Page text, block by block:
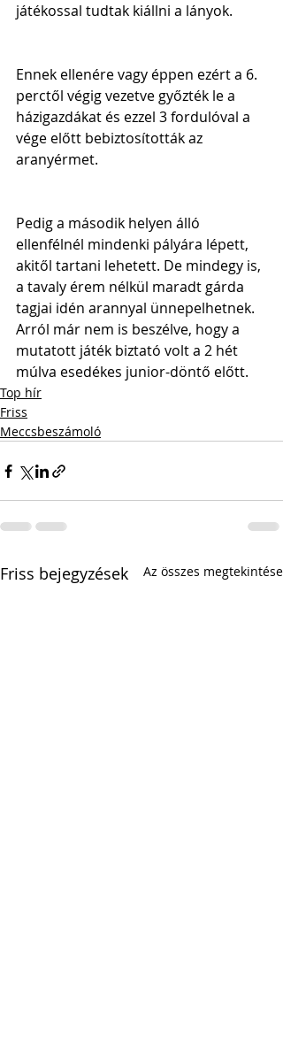
játékossal tudtak kiállni a lányok.
Ennek ellenére vagy éppen ezért a 6.
perctől végig vezetve győzték le a
házigazdákat és ezzel 3 fordulóval a
vége előtt bebiztosították az
aranyérmet.
Pedig a második helyen álló
ellenfélnél mindenki pályára lépett,
akitől tartani lehetett. De mindegy is,
a tavaly érem nélkül maradt gárda
tagjai idén arannyal ünnepelhetnek.
Arról már nem is beszélve, hogy a
mutatott játék biztató volt a 2 hét
múlva esedékes junior-döntő előtt.
Top hír
Friss
Meccsbeszámoló
Friss bejegyzések Az összes megtekintése